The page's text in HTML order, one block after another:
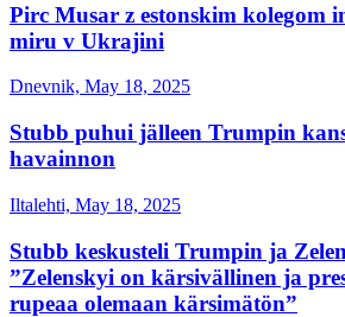
Pirc Musar z estonskim kolegom
miru v Ukrajini
Dnevnik, May 18, 2025
Stubb puhui jälleen Trumpin
havainnon
Iltalehti, May 18, 2025
Stubb keskusteli Trumpin ja
”Zelenskyi on kärsivällinen ja
rupeaa olemaan kärsimätön”